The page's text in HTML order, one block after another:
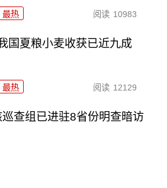
最热 阅读 10983
国夏粮小麦收获已近九成
最热 阅读 12129
查组已进驻8省份明查暗访